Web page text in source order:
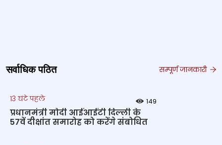
सर्वाधिक पठित सम्पूर्ण जानकारी
13 घंटे पहले 149
प्रधानमंत्री मोदी आईआईटी दिल्ली के
57वें दीक्षांत समारोह को करेंगे संबोधित